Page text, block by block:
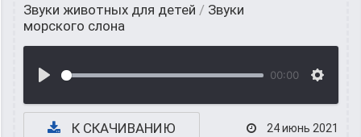
Звуки животных для детей / Звуки
морского слона
00:00
К СКАЧИВАНИЮ 24 июнь 2021